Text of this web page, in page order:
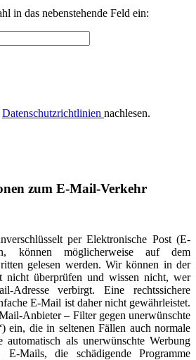
in das nebenstehende Feld ein:
Datenschutzrichtlinien nachlesen.
zum E-Mail-Verkehr
per Elektronische Post (E-
können möglicherweise auf dem
gelesen werden. Wir können in der
nicht überprüfen und wissen nicht, wer
Adresse verbirgt. Eine rechtssichere
E-Mail ist daher nicht gewährleistet.
Anbieter – Filter gegen unerwünschte
ein, die in seltenen Fällen auch normale
automatisch als unerwünschte Werbung
E-Mails, die schädigende Programme